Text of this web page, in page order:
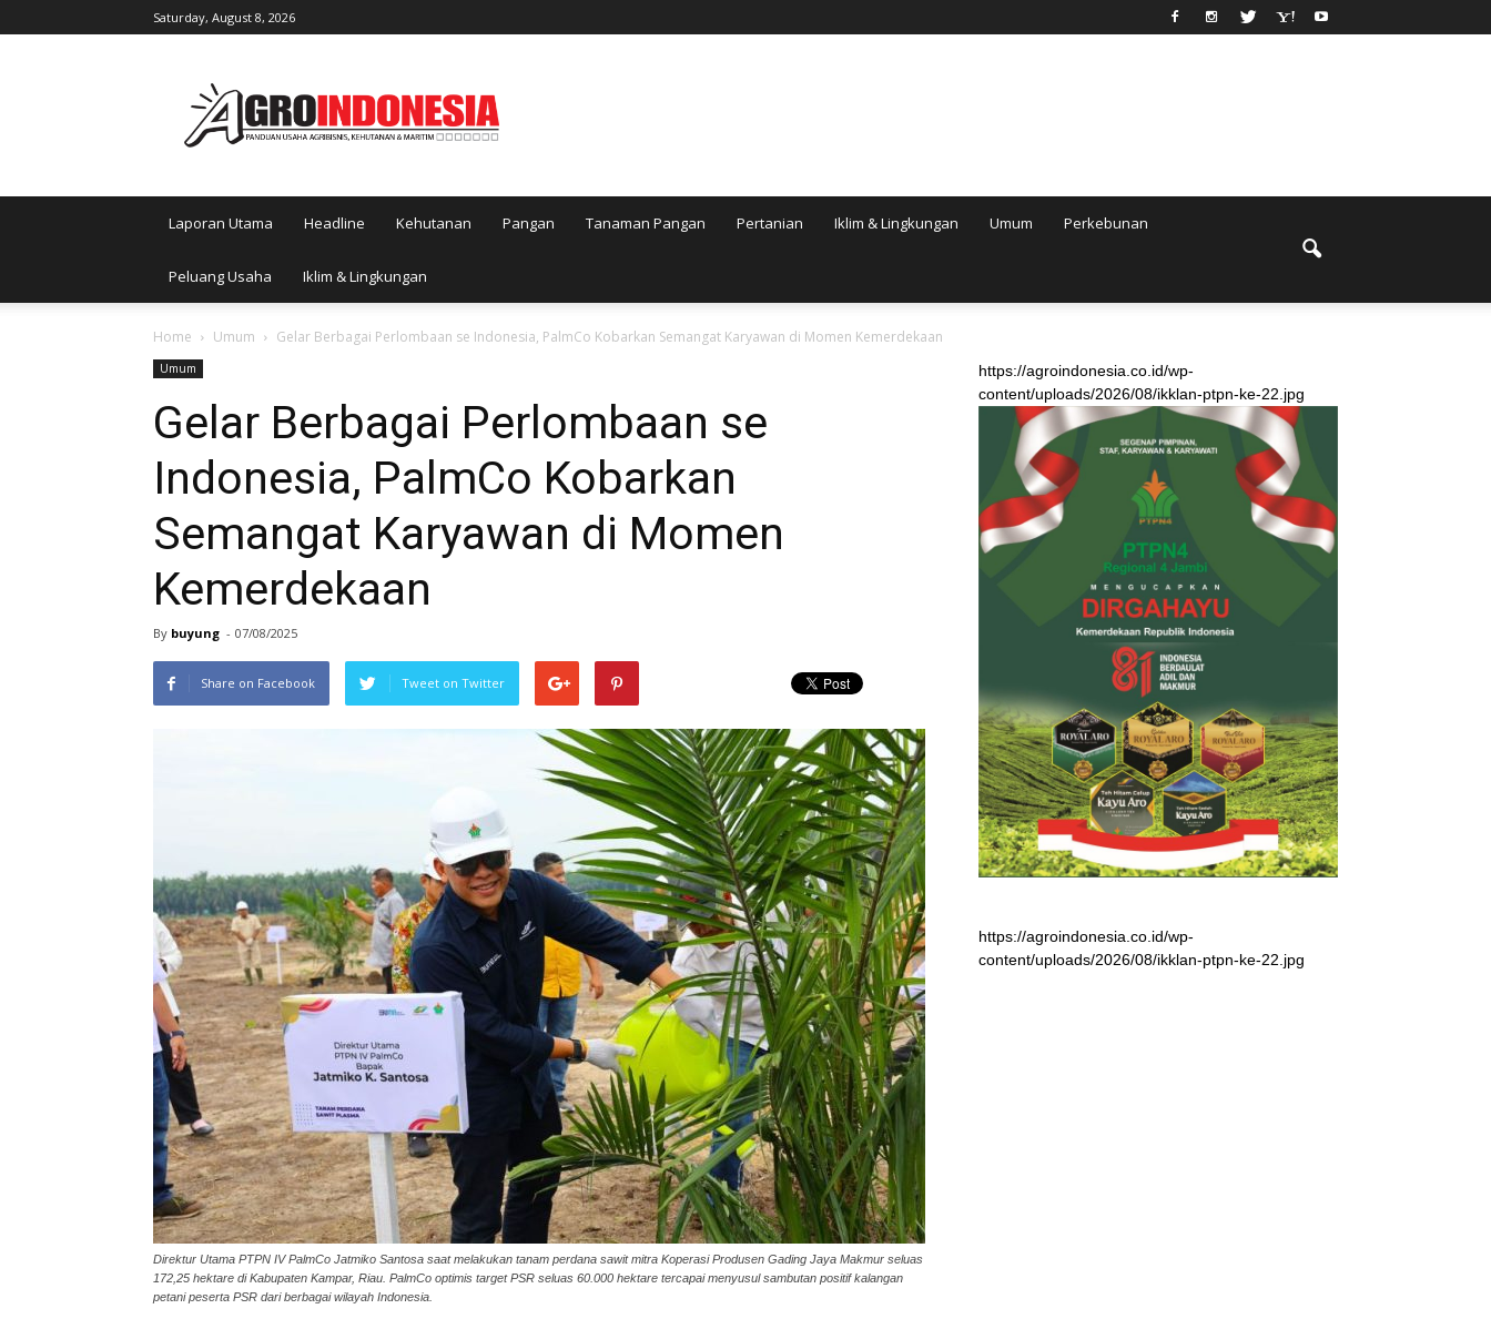
Saturday, August 8, 2026
Laporan Utama Headline Kehutanan Pangan Tanaman Pangan Pertanian Iklim & Lingkungan Umum Perkebunan
Peluang Usaha Iklim & Lingkungan
Home Umum Gelar Berbagai Perlombaan se Indonesia, PalmCo Kobarkan Semangat Karyawan di Momen Kemerdekaan
Umum
Gelar Berbagai Perlombaan se
Indonesia, PalmCo Kobarkan
Semangat Karyawan di Momen
Kemerdekaan
By buyung - 07/08/2025
Share on Facebook Tweet on Twitter
Direktur Utama PTPN IV PalmCo Jatmiko Santosa saat melakukan tanam perdana sawit mitra Koperasi Produsen Gading Jaya Makmur seluas
172,25 hektare di Kabupaten Kampar, Riau. PalmCo optimis target PSR seluas 60.000 hektare tercapai menyusul sambutan positif kalangan
petani peserta PSR dari berbagai wilayah Indonesia.
https://agroindonesia.co.id/wp-
content/uploads/2026/08/ikklan-ptpn-ke-22.jpg
https://agroindonesia.co.id/wp-
content/uploads/2026/08/ikklan-ptpn-ke-22.jpg